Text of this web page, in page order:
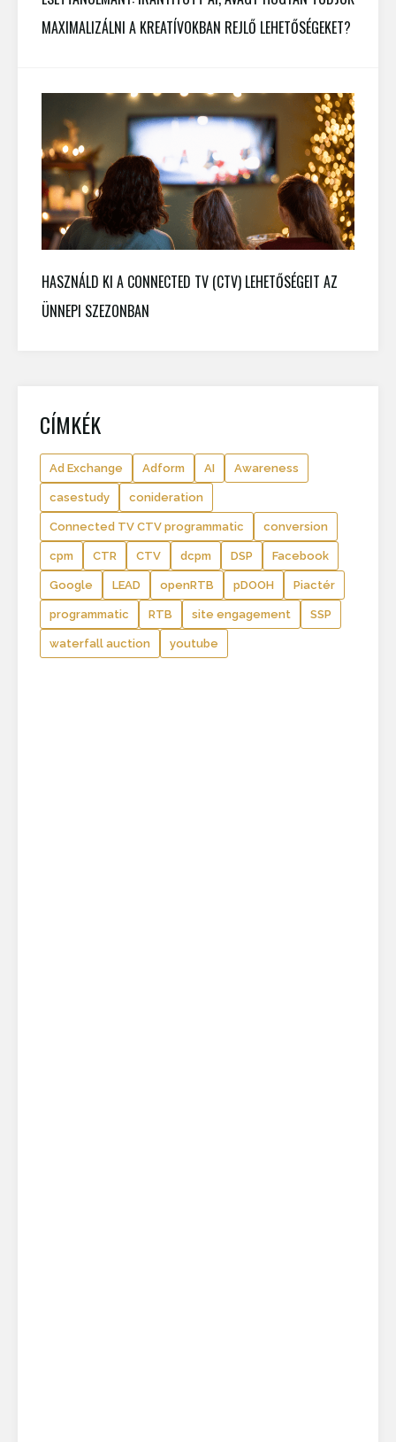
MAXIMALIZÁLNI A KREATÍVOKBAN REJLŐ LEHETŐSÉGEKET?
HASZNÁLD KI A CONNECTED TV (CTV) LEHETŐSÉGEIT AZ
ÜNNEPI SZEZONBAN
CÍMKÉK
Ad Exchange Adform AI Awareness
casestudy conideration
Connected TV CTV programmatic conversion
cpm CTR CTV dcpm DSP Facebook
Google LEAD openRTB pDOOH Piactér
programmatic RTB site engagement SSP
waterfall auction youtube